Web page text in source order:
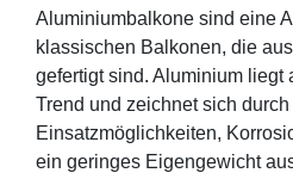
Aluminiumbalkone sind eine
klassischen Balkonen, die
gefertigt sind. Aluminium liegt
Trend und zeichnet sich
Einsatzmöglichkeiten,
ein geringes Eigengewicht